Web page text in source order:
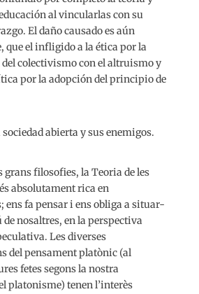
al vincularlas con su
El daño causado es aún
que el infligido a la ética por la
colectivismo con el altruismo y
por la adopción del principio de
abierta y sus enemigos.
grans filosofies, la Teoria de les
absolutament rica en
fa pensar i ens obliga a situar-
de nosaltres, en la perspectiva
Les diverses
del pensament platònic (al
fetes segons la nostra
platonisme) tenen l’interès